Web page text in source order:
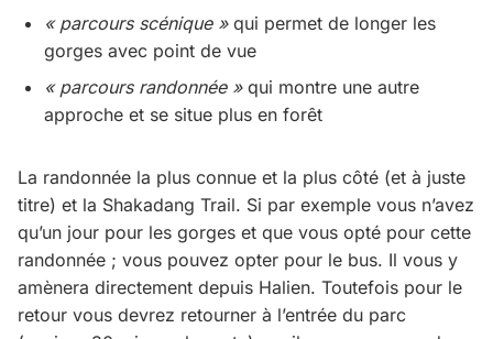
« parcours scénique »qui permet de longer les
gorges avec point de vue
« parcours randonnée »qui montre une autre
approche et se situe plus en forêt
La randonnée la plus connue et la plus côté (et à juste
titre) et la Shakadang Trail. Si par exemple vous n’avez
qu’un jour pour les gorges et que vous opté pour cette
randonnée ; vous pouvez opter pour le bus. Il vous y
amènera directement depuis Halien. Toutefois pour le
retour vous devrez retourner à l’entrée du parc